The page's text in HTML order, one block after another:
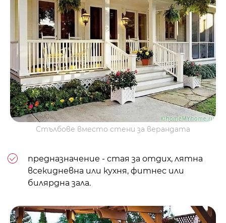
Стълбове вместо стени за верандата
предназначение - стая за отдих, лятна
всекидневна или кухня, фитнес или
билярдна зала.